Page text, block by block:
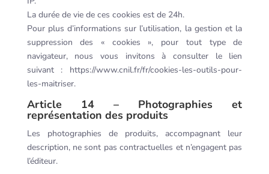
La durée de vie de ces cookies est de 24h.
Pour plus d’informations sur l’utilisation, la gestion et la
suppression des « cookies », pour tout type de
navigateur, nous vous invitons à consulter le lien
suivant : https://www.cnil.fr/fr/cookies-les-outils-pour-
les-maitriser.
Article 14 – Photographies et
représentation des produits
Les photographies de produits, accompagnant leur
description, ne sont pas contractuelles et n’engagent pas
l’éditeur.